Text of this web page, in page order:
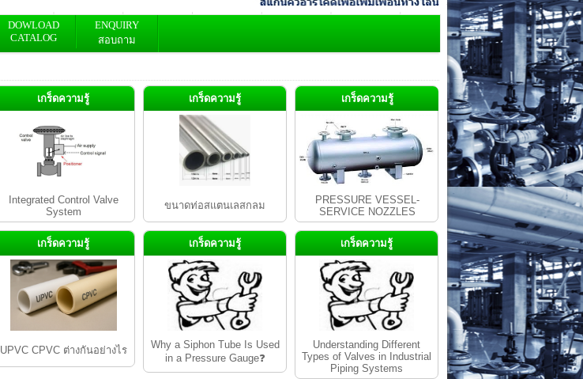
DOWLOAD
CATALOG
ENQUIRY
สอบถาม
เกร็ดความรู้
Integrated Control Valve
System
เกร็ดความรู้
ขนาดท่อสแตนเลสกลม
เกร็ดความรู้
PRESSURE VESSEL-
SERVICE NOZZLES
เกร็ดความรู้
UPVC CPVC ต่างกันอย่างไร
เกร็ดความรู้
Why a Siphon Tube Is Used
in a Pressure Gauge❓
เกร็ดความรู้
Understanding Different
Types of Valves in Industrial
Piping Systems